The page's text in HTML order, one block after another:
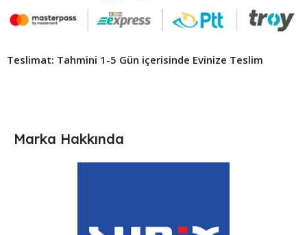
Teslimat: Tahmini 1-5 Gün içerisinde Evinize Teslim ​
Marka Hakkında